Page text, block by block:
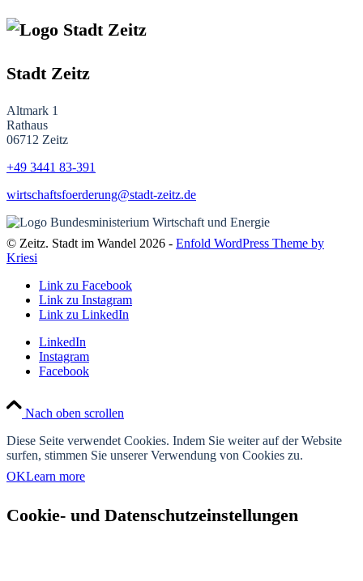
Stadt Zeitz
Altmark 1
Rathaus
06712 Zeitz
+49 3441 83-391
wirtschaftsfoerderung@stadt-zeitz.de
© Zeitz. Stadt im Wandel 2026 - Enfold WordPress Theme by
Kriesi
Link zu Facebook
Link zu Instagram
Link zu LinkedIn
LinkedIn
Instagram
Facebook
Nach oben scrollen
Diese Seite verwendet Cookies. Indem Sie weiter auf der Website
surfen, stimmen Sie unserer Verwendung von Cookies zu.
OKLearn more
Cookie- und Datenschutzeinstellungen